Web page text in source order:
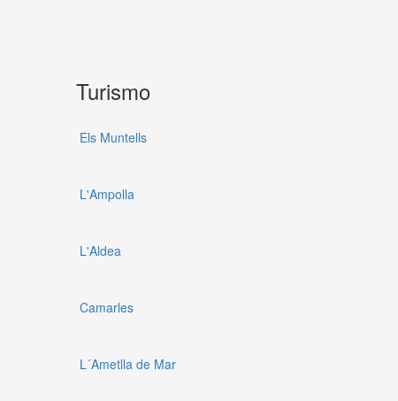
Turismo
Els Muntells
L'Ampolla
L'Aldea
Camarles
L´Ametlla de Mar